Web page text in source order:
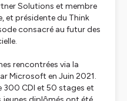
Solutions et membre
et présidente du Think
consacré au futur des
rencontrées via la
Microsoft en Juin 2021.
300 CDI et 50 stages et